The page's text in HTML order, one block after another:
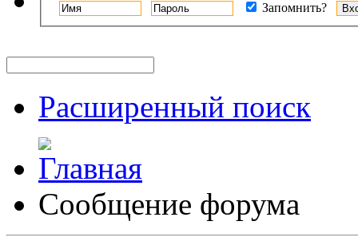
Запомнить?
Расширенный поиск
Сообщение форума